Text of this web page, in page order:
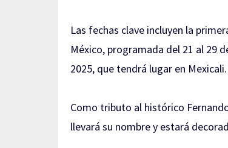
Las fechas clave incluyen la
México, programada del 21 al 29
2025, que tendrá lugar en Mexicali.
Como tributo al histórico
llevará su nombre y estará